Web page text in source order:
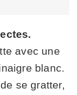
avec une
blanc.
se gratter,